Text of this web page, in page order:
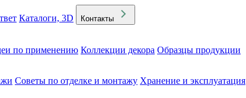
Каталоги, 3D Контакты
по применению Коллекции декора Образцы продукции
Советы по отделке и монтажу Хранение и эксплуатация